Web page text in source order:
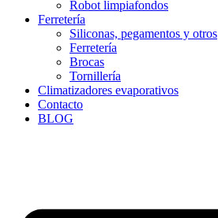
Robot limpiafondos
Ferretería
Siliconas, pegamentos y otros
Ferretería
Brocas
Tornillería
Climatizadores evaporativos
Contacto
BLOG